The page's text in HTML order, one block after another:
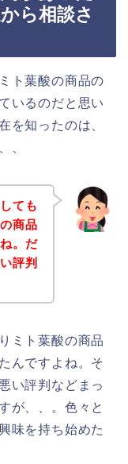
ら相談さ
ト葉酸の商品の
いるのだと思い
を知ったのは、
、
ても
商品
。だ
評判
ミト葉酸の商品
んですよね。そ
い評判などまっ
が、、。色々と
味を持ち始めた